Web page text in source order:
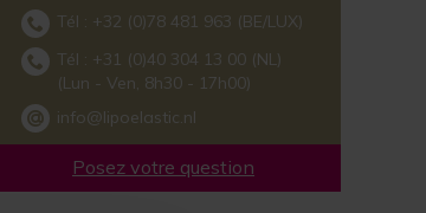
Tél : +32 (0)78 481 963 (BE/LUX)
Tél : +31 (0)40 304 13 00 (NL)
(Lun - Ven, 8h30 - 17h00)
info@lipoelastic.nl
Posez votre question